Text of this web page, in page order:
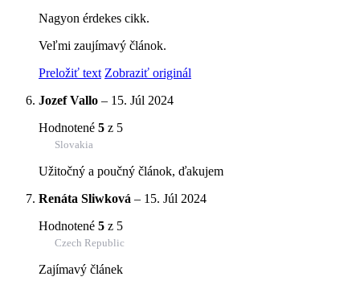
Nagyon érdekes cikk.
Veľmi zaujímavý článok.
Preložiť text Zobraziť originál
Jozef Vallo – 15. Júl 2024
Hodnotené 5 z 5
Slovakia
Užitočný a poučný článok, ďakujem
Renáta Sliwková – 15. Júl 2024
Hodnotené 5 z 5
Czech Republic
Zajímavý článek